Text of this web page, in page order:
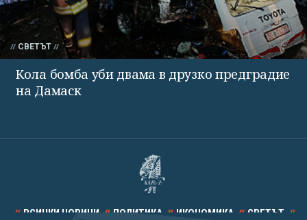
СВЕТЪТ
Кола бомба уби двама в друзко предградие
на Дамаск
ВСИЧКИ НОВИНИ ПОЛИТИКА ИКОНОМИКА СВЕТЪТ